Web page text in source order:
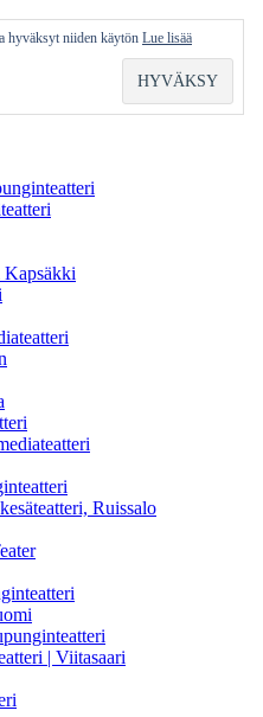
Ruissalo
| Viitasaari
hyväksyt niiden käytön Lue lisää